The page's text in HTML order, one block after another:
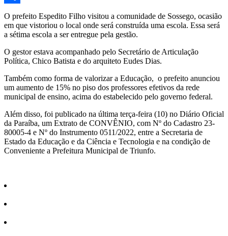
Share
O prefeito Espedito Filho visitou a comunidade de Sossego, ocasião
em que vistoriou o local onde será construída uma escola. Essa será
a sétima escola a ser entregue pela gestão.
O gestor estava acompanhado pelo Secretário de Articulação
Política, Chico Batista e do arquiteto Eudes Dias.
Também como forma de valorizar a Educação, o prefeito anunciou
um aumento de 15% no piso dos professores efetivos da rede
municipal de ensino, acima do estabelecido pelo governo federal.
Além disso, foi publicado na última terça-feira (10) no Diário Oficial
da Paraíba, um Extrato de CONVÊNIO, com Nº do Cadastro 23-
80005-4 e Nº do Instrumento 0511/2022, entre a Secretaria de
Estado da Educação e da Ciência e Tecnologia e na condição de
Conveniente a Prefeitura Municipal de Triunfo.